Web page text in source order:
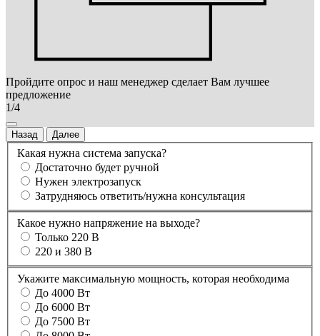
Пройдите опрос и наш менеджер сделает Вам лучшее
предложение
1/4
Назад Далее
Какая нужна система запуска?
Достаточно будет ручной
Нужен электрозапуск
Затрудняюсь ответить/нужна консультация
Какое нужно напряжение на выходе?
Только 220 В
220 и 380 В
Укажите максимальную мощность, которая необходима
До 4000 Вт
До 6000 Вт
До 7500 Вт